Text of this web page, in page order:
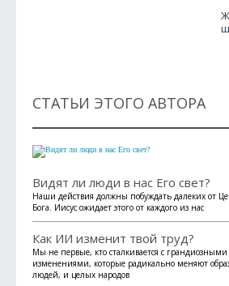
СТАТЬИ ЭТОГО АВТОРА
Видят ли люди в нас Его свет?
Наши действия должны побуждать далеких от
Бога. Иисус ожидает этого от каждого из нас
Как ИИ изменит твой труд?
Мы не первые, кто сталкивается с
изменениями, которые радикально меняют
людей, и целых народов